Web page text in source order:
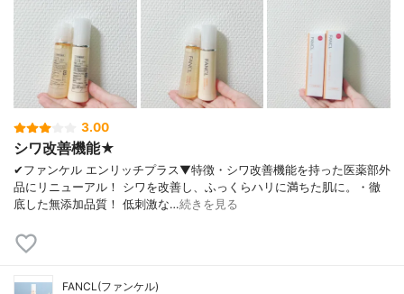
3.00
シワ改善機能★
✔︎ファンケル エンリッチプラス▼特徴・シワ改善機能を持った医薬部外
品にリニューアル！ シワを改善し、ふっくらハリに満ちた肌に。・徹
底した無添加品質！ 低刺激な…続きを見る
FANCL(ファンケル)